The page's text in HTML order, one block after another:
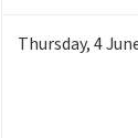
Thursday,4